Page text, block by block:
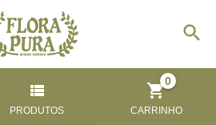
PRODUTOS CARRINHO
0